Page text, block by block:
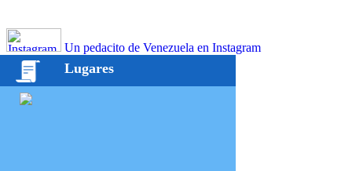
Un pedacito de Venezuela en Instagram
Lugares